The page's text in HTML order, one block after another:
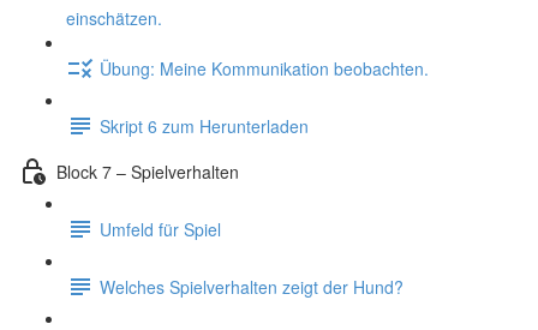
einschätzen.
Übung: Meine Kommunikation beobachten.
Skript 6 zum Herunterladen
Block 7 – Spielverhalten
Umfeld für Spiel
Welches Spielverhalten zeigt der Hund?